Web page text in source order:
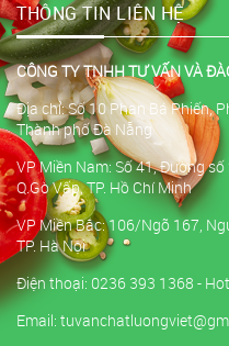
THÔNG TIN LIÊN HỆ
CÔNG TY TNHH TƯ VẤN VÀ
Địa chỉ: Số 10 Phan Bá Phiến,
Thành phố Đà Nẵng
VP Miền Nam: Số 41, Đường số
Q.Gò Vấp, TP. Hồ Chí Minh
VP Miền Bắc: 106/Ngõ 167,
TP. Hà Nội
Điện thoại: 0236 393 1368 -
Email: